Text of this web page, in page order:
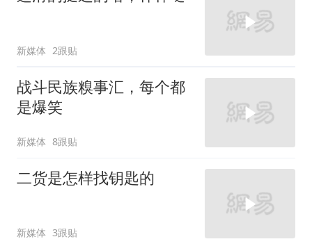
新媒体 2跟贴
战斗民族糗事汇，每个都
是爆笑
新媒体 8跟贴
二货是怎样找钥匙的
新媒体 3跟贴